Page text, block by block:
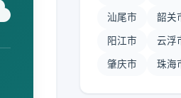
汕尾市 韶关
阳江市 云浮
肇庆市 珠海